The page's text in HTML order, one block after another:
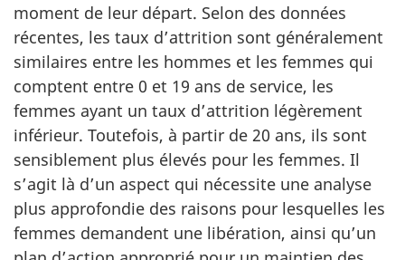
moment de leur départ. Selon des données
récentes, les taux d’attrition sont généralement
similaires entre les hommes et les femmes qui
comptent entre 0 et 19 ans de service, les
femmes ayant un taux d’attrition légèrement
inférieur. Toutefois, à partir de 20 ans, ils sont
sensiblement plus élevés pour les femmes. Il
s’agit là d’un aspect qui nécessite une analyse
plus approfondie des raisons pour lesquelles les
femmes demandent une libération, ainsi qu’un